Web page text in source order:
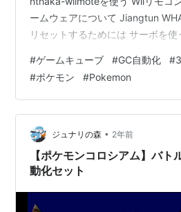
ームウェアについて Jiangtun
リセットするためには サーボを使
を活用しよう ３.自動化ツールの
NX Macro Controller ORCA GC
Controller ４.自動化プログラムの
#ゲームキューブ #GC自動化 #
#ポケモン #Pokemon
ジュナリの森 • 2年前
【ポケモンコロシアム】バ
動化セット